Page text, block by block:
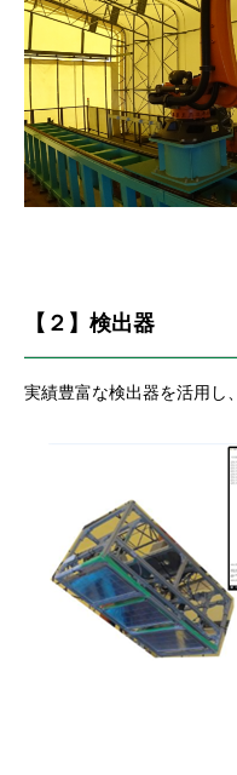
【２】検出器
実績豊富な検出器を活用し